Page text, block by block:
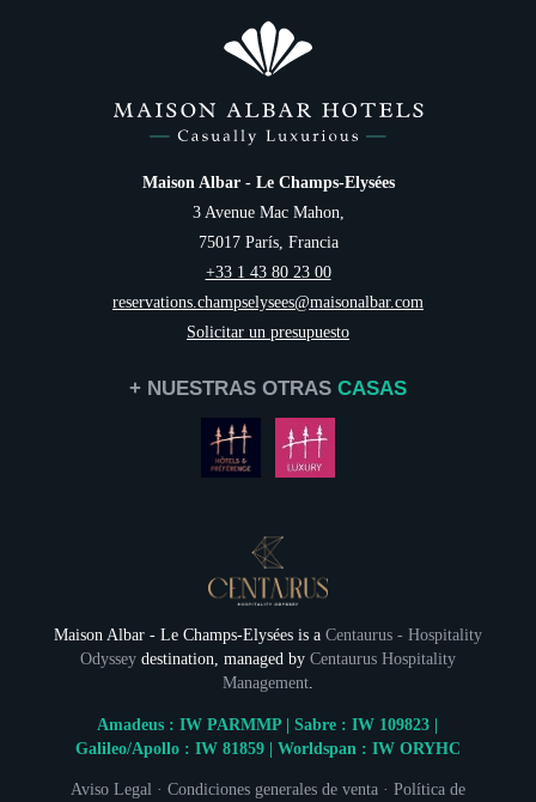
Maison Albar - Le Champs-Elysées
3 Avenue Mac Mahon,
75017 París, Francia
+33 1 43 80 23 00
reservations.champselysees@maisonalbar.com
Solicitar un presupuesto
+ NUESTRAS OTRASCASAS
Maison Albar - Le Champs-Elysées is a Centaurus - Hospitality
Odysseydestination, managed by Centaurus Hospitality
Management.
Amadeus : IW PARMMP | Sabre : IW 109823 |
Galileo/Apollo : IW 81859 | Worldspan : IW ORYHC
Aviso Legal · Condiciones generales de venta· Política de